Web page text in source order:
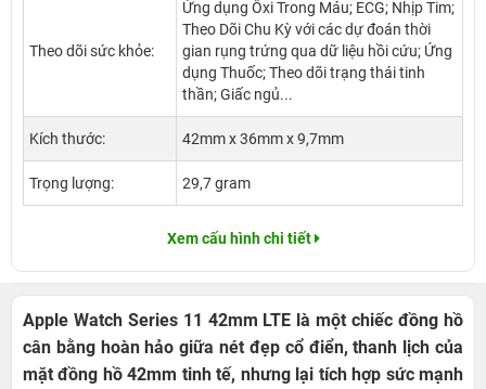
Theo dõi sức khỏe:
Ứng dụng Ôxi Trong Máu; ECG; Nhịp Tim;
Theo Dõi Chu Kỳ với các dự đoán thời
gian rụng trứng qua dữ liệu hồi cứu; Ứng
dụng Thuốc; Theo dõi trạng thái tinh
thần; Giấc ngủ...
Kích thước: 42mm x 36mm x 9,7mm
Trọng lượng: 29,7 gram
Xem cấu hình chi tiết
Apple Watch Series 11 42mm LTE là một chiếc đồng hồ
cân bằng hoàn hảo giữa nét đẹp cổ điển, thanh lịch của
mặt đồng hồ 42mm tinh tế, nhưng lại tích hợp sức mạnh